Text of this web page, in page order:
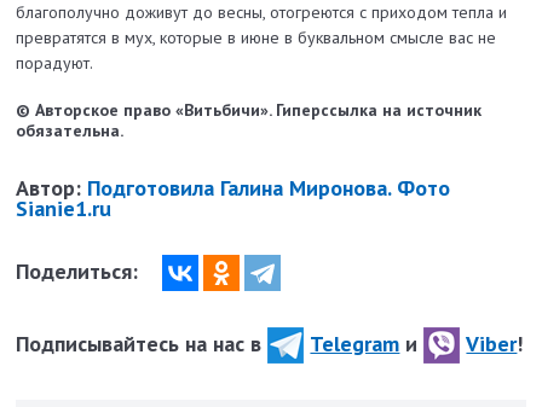
благополучно доживут до весны, отогре­ются с приходом тепла и
превратятся в мух, которые в июне в буквальном смысле вас не
порадуют.
© Авторское право «Витьбичи». Гиперссылка на источник
обязательна.
Автор: Подготовила Галина Миронова. Фото
Sianie1.ru
Поделиться:
Подписывайтесь на нас в Telegram и Viber!